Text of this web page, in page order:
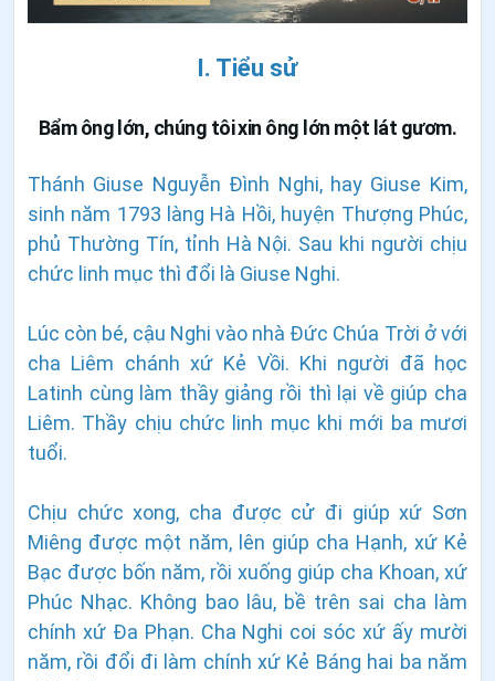
I. Tiểu sử
Bẩm ông lớn, chúng tôi xin ông lớn một lát gươm.
Thánh Giuse Nguyễn Đình Nghi, hay Giuse Kim,
sinh năm 1793 làng Hà Hồi, huyện Thượng Phúc,
phủ Thường Tín, tỉnh Hà Nội. Sau khi người chịu
chức linh mục thì đổi là Giuse Nghi.
Lúc còn bé, cậu Nghi vào nhà Đức Chúa Trời ở với
cha Liêm chánh xứ Kẻ Vồi. Khi người đã học
Latinh cùng làm thầy giảng rồi thì lại về giúp cha
Liêm. Thầy chịu chức linh mục khi mới ba mươi
tuổi.
Chịu chức xong, cha được cử đi giúp xứ Sơn
Miêng được một năm, lên giúp cha Hạnh, xứ Kẻ
Bạc được bốn năm, rồi xuống giúp cha Khoan, xứ
Phúc Nhạc. Không bao lâu, bề trên sai cha làm
chính xứ Đa Phạn. Cha Nghi coi sóc xứ ấy mười
năm, rồi đổi đi làm chính xứ Kẻ Báng hai ba năm